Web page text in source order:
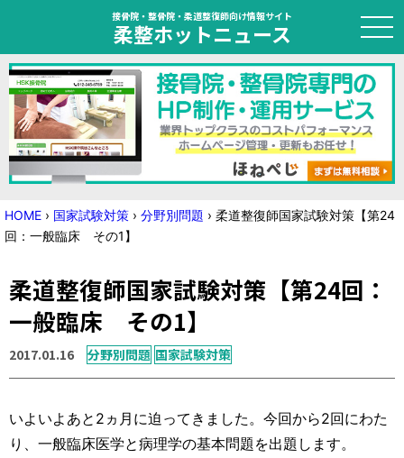
接骨院・整骨院・柔道整復師向け情報サイト
柔整ホットニュース
HOME
トピック
ニュース
国家試験対策
学会・セミナー情報
運営元 お問い合わせ
HOME › 国家試験対策 › 分野別問題 › 柔道整復師国家試験対策【第24
回：一般臨床 その1】
柔道整復師国家試験対策【第24回：
一般臨床 その1】
2017.01.16 分野別問題 国家試験対策
いよいよあと2ヵ月に迫ってきました。今回から2回にわた
り、一般臨床医学と病理学の基本問題を出題します。